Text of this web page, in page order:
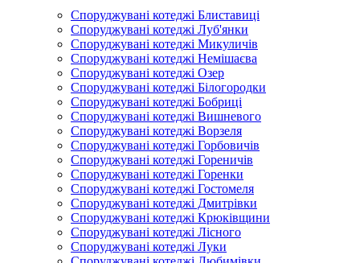
Споруджувані котеджі Блиставиці
Споруджувані котеджі Луб'янки
Споруджувані котеджі Микуличів
Споруджувані котеджі Немішаєва
Споруджувані котеджі Озер
Споруджувані котеджі Білогородки
Споруджувані котеджі Бобриці
Споруджувані котеджі Вишневого
Споруджувані котеджі Ворзеля
Споруджувані котеджі Горбовичів
Споруджувані котеджі Гореничів
Споруджувані котеджі Горенки
Споруджувані котеджі Гостомеля
Споруджувані котеджі Дмитрівки
Споруджувані котеджі Крюківщини
Споруджувані котеджі Лісного
Споруджувані котеджі Луки